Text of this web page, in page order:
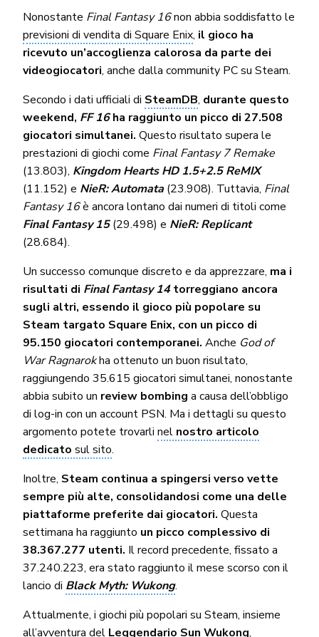
Nonostante Final Fantasy 16non abbia soddisfatto le
previsioni di vendita di Square Enix, il gioco ha
ricevuto un’accoglienza calorosa da parte dei
videogiocatori, anche dalla community PC su Steam.
Secondo i dati ufficiali di SteamDB, durante questo
weekend, FF 16ha raggiunto un picco di 27.508
giocatori simultanei. Questo risultato supera le
prestazioni di giochi come Final Fantasy 7 Remake
(13.803), Kingdom Hearts HD 1.5+2.5 ReMIX
(11.152) e NieR: Automata (23.908). Tuttavia, Final
Fantasy 16è ancora lontano dai numeri di titoli come
Final Fantasy 15(29.498) e NieR: Replicant
(28.684).
Un successo comunque discreto e da apprezzare, ma i
risultati di Final Fantasy 14torreggiano ancora
sugli altri, essendo il gioco più popolare su
Steam targato Square Enix, con un picco di
95.150 giocatori contemporanei. Anche God of
War Ragnarokha ottenuto un buon risultato,
raggiungendo 35.615 giocatori simultanei, nonostante
abbia subito un review bombing a causa dell’obbligo
di log-in con un account PSN. Ma i dettagli su questo
argomento potete trovarlinel nostro articolo
dedicato sul sito.
Inoltre, Steam continua a spingersi verso vette
sempre più alte, consolidandosi come una delle
piattaforme preferite dai giocatori. Questa
settimana ha raggiunto un picco complessivo di
38.367.277 utenti. Il record precedente, fissato a
37.240.223, era stato raggiunto il mese scorso con il
lancio di Black Myth: Wukong.
Attualmente, i giochi più popolari su Steam, insieme
all’avventura del Leggendario Sun Wukong,